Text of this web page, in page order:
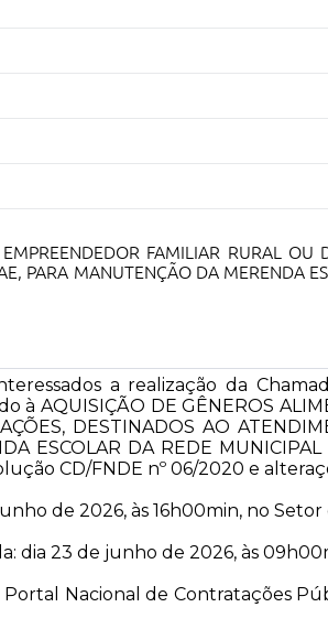
FAMILIAR RURAL OU
PARA MANUTENÇÃO DA MERENDA
a realização da
AQUISIÇÃO DE GÊNEROS
DESTINADOS AO
ESCOLAR DA REDE
CD/FNDE nº 06/2020 e
de 2026, às 16h00min, no
dia 23 de junho de 2026, às
Nacional de Contratações